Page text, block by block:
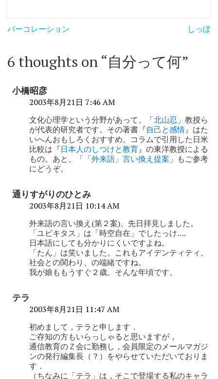
投
ナ
ゲ
パーコレーション しっぽ
6 thoughts on “自分って何”
小橋昭彦
2003年8月21日 7:46 AM
文化心理学という分野があって、「北山忍 」教授ら
が代表的研究者です。その著書『自己と感情』はた
いへんおもしろくおすすめ。コラムで引用した日米
比較は『日本人のしつけと教育』の東洋教授による
もの。あと、「 「外来語」言い換え提案 」もご参考
にどうぞ。
通りすがりのひとみ
2003年8月21日 10:14 AM
外来語の言い換え(第２案)、先日拝見しました。
「ユビキタス」は「時空自在」でしたっけ….
日本語にしても分かりにくいですよね。
「たん」は笑いました。これもアイデンティティ、
社会との関わり、の端緒ですね。
我が娘ももうすぐ２歳。そんな年頃です。
テラ
2003年8月21日 11:47 AM
初めまして，テラと申します．
ご存知の方もいらっしゃると思いますが，
通信教育のＺ会に勤務し，会員限定のメールマガジ
ンの発行編集長（？）をやらせていただいておりま
す．
（ちなみに「テラ」は，そこで登場する私のキャラ